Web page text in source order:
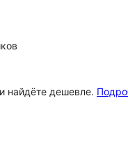
найдёте дешевле.